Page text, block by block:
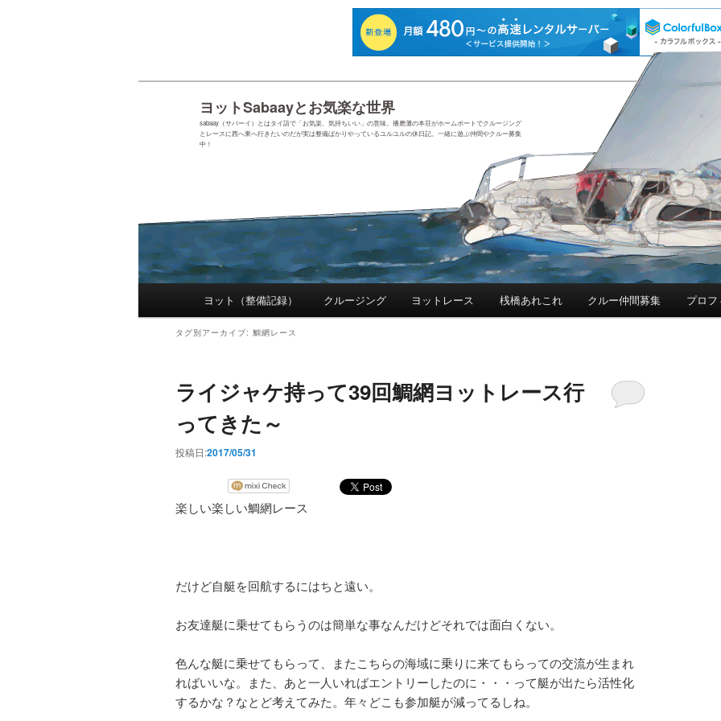
ヨットSabaayとお気楽な世界
sabaay（サバーイ）とはタイ語で「お気楽、気持ちいい」の意味。播磨灘の本荘がホームポートでクルージング
とレースに西へ東へ行きたいのだが実は整備ばかりやっているユルユルの休日記。一緒に遊ぶ仲間やクルー募集
中！
メインコンテンツへ移動
サブコンテンツへ移動
ヨット（整備記録） クルージング ヨットレース 桟橋あれこれ クルー仲間募集 プロ
タグ別アーカイブ: 鯛網レース
ライジャケ持って39回鯛網ヨットレース行
ってきた～
投稿日:2017/05/31
楽しい楽しい鯛網レース
だけど自艇を回航するにはちと遠い。
お友達艇に乗せてもらうのは簡単な事なんだけどそれでは面白くない。
色んな艇に乗せてもらって、またこちらの海域に乗りに来てもらっての交流が生まれ
ればいいな。また、あと一人いればエントリーしたのに・・・って艇が出たら活性化
するかな？なとど考えてみた。年々どこも参加艇が減ってるしね。